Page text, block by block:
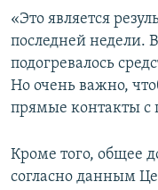
«Это является
последней недели.
подогревалось
Но очень важно,
прямые контакты с
Кроме того, общее
согласно данным